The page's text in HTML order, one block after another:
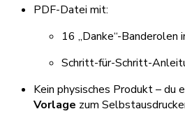
PDF-Datei mit:
16 „Danke“-Banderolen
Schritt-für-Schritt-
Kein physisches Produkt – du
Vorlage zum